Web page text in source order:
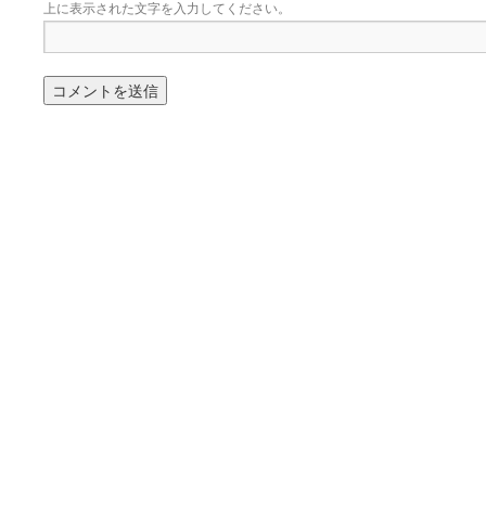
上に表示された文字を入力してください。